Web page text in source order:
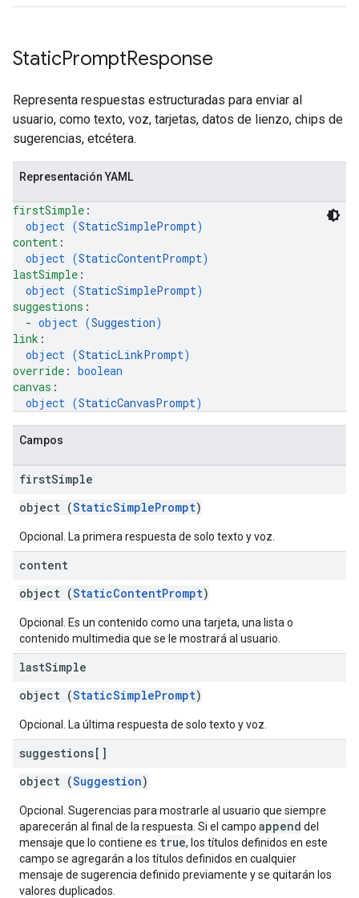
StaticPromptResponse
Representa respuestas estructuradas para enviar al
usuario, como texto, voz, tarjetas, datos de lienzo, chips de
sugerencias, etcétera.
Representación YAML
firstSimple :
object (StaticSimplePrompt)
content :
object (StaticContentPrompt)
lastSimple :
object (StaticSimplePrompt)
suggestions :
  -
object (Suggestion)
link :
object (StaticLinkPrompt)
override : boolean
canvas :
object (StaticCanvasPrompt)
Campos
firstSimple
object (StaticSimplePrompt)
Opcional. La primera respuesta de solo texto y voz.
content
object (StaticContentPrompt)
Opcional. Es un contenido como una tarjeta, una lista o
contenido multimedia que se le mostrará al usuario.
lastSimple
object (StaticSimplePrompt)
Opcional. La última respuesta de solo texto y voz.
suggestions[]
object (Suggestion)
Opcional. Sugerencias para mostrarle al usuario que siempre
aparecerán al final de la respuesta. Si el campo append del
mensaje que lo contiene es true, los títulos definidos en este
campo se agregarán a los títulos definidos en cualquier
mensaje de sugerencia definido previamente y se quitarán los
valores duplicados.